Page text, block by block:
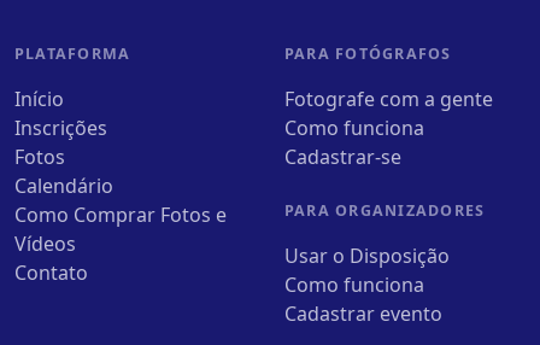
PLATAFORMA
Início
Inscrições
Fotos
Calendário
Como Comprar Fotos e
Vídeos
Contato
PARA FOTÓGRAFOS
Fotografe com a gente
Como funciona
Cadastrar-se
PARA ORGANIZADORES
Usar o Disposição
Como funciona
Cadastrar evento